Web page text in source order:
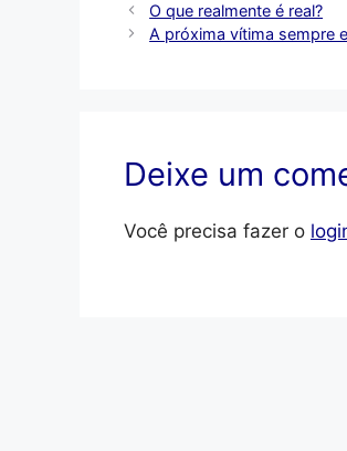
O que realmente é real?
A próxima vítima sempre
Deixe um
Você precisa fazer o